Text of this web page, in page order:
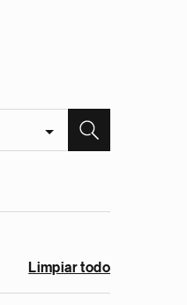
Limpiar todo